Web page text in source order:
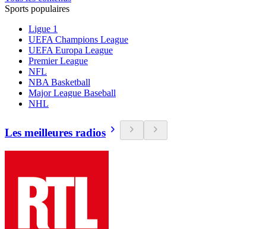
Sports populaires
Ligue 1
UEFA Champions League
UEFA Europa League
Premier League
NFL
NBA Basketball
Major League Baseball
NHL
Les meilleures radios